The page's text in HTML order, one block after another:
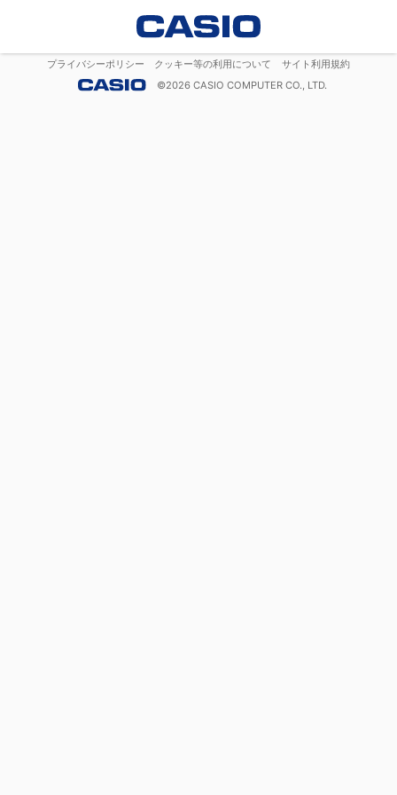
プライバシーポリシー クッキー等の利用について
サイト利用規約
©2026 CASIO COMPUTER CO., LTD.